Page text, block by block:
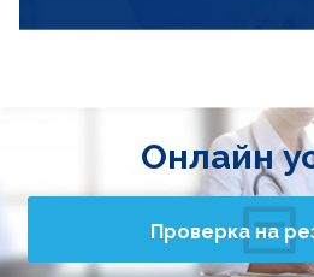
Онлайн
Проверка на